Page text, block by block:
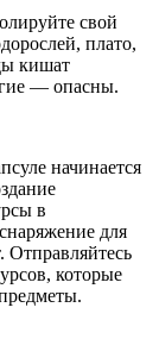
свой
плато,
кишат
— опасны.
начинается
в
для
которые